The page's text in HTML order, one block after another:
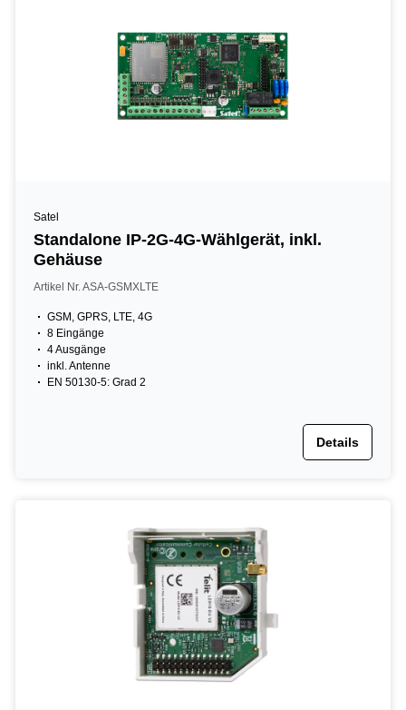
Satel
Standalone IP-2G-4G-Wählgerät, inkl.
Gehäuse
Artikel Nr. ASA-GSMXLTE
GSM, GPRS, LTE, 4G
8 Eingänge
4 Ausgänge
inkl. Antenne
EN 50130-5: Grad 2
Details